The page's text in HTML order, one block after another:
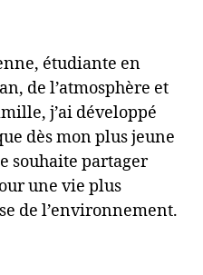
étudiante en
de l’atmosphère et
j’ai développé
dès mon plus jeune
souhaite partager
une vie plus
de l’environnement.